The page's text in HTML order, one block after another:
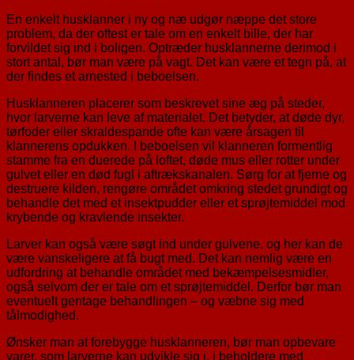
En enkelt husklanner i ny og næ udgør næppe det store
problem, da der oftest er tale om en enkelt bille, der har
forvildet sig ind i boligen. Optræder husklannerne derimod i
stort antal, bør man være på vagt. Det kan være et tegn på, at
der findes et arnested i beboelsen.
Husklanneren placerer som beskrevet sine æg på steder,
hvor larverne kan leve af materialet. Det betyder, at døde dyr,
tørfoder eller skraldespande ofte kan være årsagen til
klannerens opdukken. I beboelsen vil klanneren formentlig
stamme fra en duerede på loftet, døde mus eller rotter under
gulvet eller en død fugl i aftrækskanalen. Sørg for at fjerne og
destruere kilden, rengøre området omkring stedet grundigt og
behandle det med et insektpudder eller et sprøjtemiddel mod
krybende og kravlende insekter.
Larver kan også være søgt ind under gulvene, og her kan de
være vanskeligere at få bugt med. Det kan nemlig være en
udfordring at behandle området med bekæmpelsesmidler,
også selvom der er tale om et sprøjtemiddel. Derfor bør man
eventuelt gentage behandlingen – og væbne sig med
tålmodighed.
Ønsker man at forebygge husklanneren, bør man opbevare
varer, som larverne kan udvikle sig i, i beholdere med